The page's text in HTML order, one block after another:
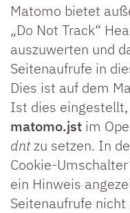
Matomo bietet
„Do Not Track“
auszuwerten und
Seitenaufrufe in
Dies ist auf dem
Ist dies
matomo.jst im
dntzu setzen. In
Cookie-
ein Hinweis
Seitenaufrufe